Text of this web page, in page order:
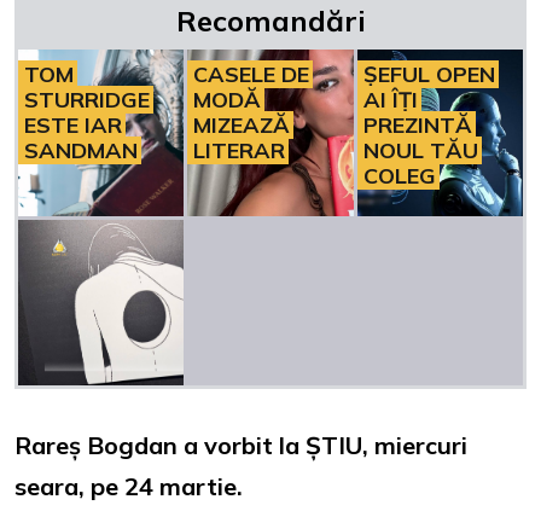
Recomandări
TOM
STURRIDGE
ESTE IAR
SANDMAN
CASELE DE
MODĂ
MIZEAZĂ
LITERAR
ȘEFUL OPEN
AI ÎȚI
PREZINTĂ
NOUL TĂU
COLEG
Rareș Bogdan a vorbit la ȘTIU, miercuri
seara, pe 24 martie.